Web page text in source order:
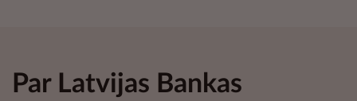
Par Latvijas Bankas